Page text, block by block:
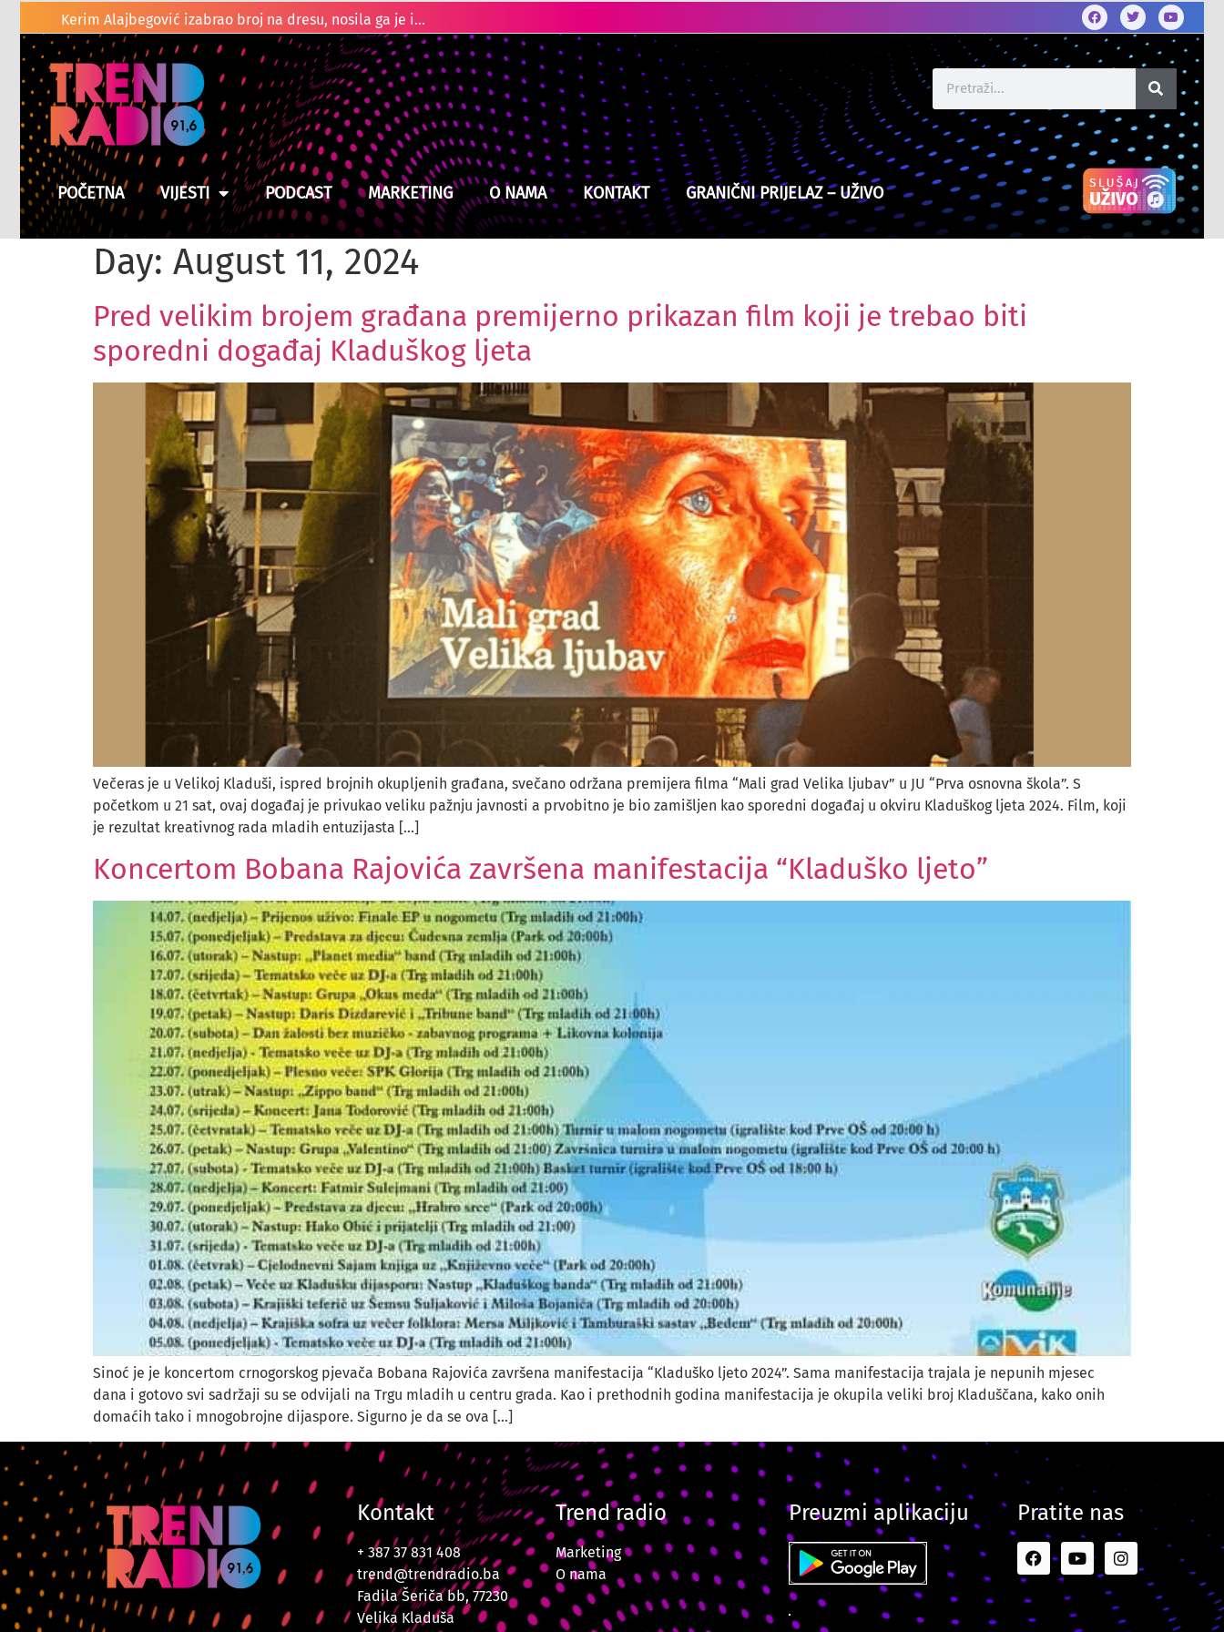
Kladuški vatro
Suša prži usjeve u BiH, moguće poskupljenje hrane Ubistvo u Cazinu: Policija brzo locirala i uhapsila osumnjičenog
POČETNA VIJESTI PODCAST MARKETING O NAMA KONTAKT GRANIČNI PRIJELAZ – UŽIVO
Day: August 11, 2024
Pred velikim brojem građana premijerno prikazan film koji je trebao biti
sporedni događaj Kladuškog ljeta
Večeras je u Velikoj Kladuši, ispred brojnih okupljenih građana, svečano održana premijera filma “Mali grad Velika ljubav” u JU “Prva osnovna škola”. S
početkom u 21 sat, ovaj događaj je privukao veliku pažnju javnosti a prvobitno je bio zamišljen kao sporedni događaj u okviru Kladuškog ljeta 2024. Film, koji
je rezultat kreativnog rada mladih entuzijasta […]
Koncertom Bobana Rajovića završena manifestacija “Kladuško ljeto”
Sinoć je je koncertom crnogorskog pjevača Bobana Rajovića završena manifestacija “Kladuško ljeto 2024”. Sama manifestacija trajala je nepunih mjesec
dana i gotovo svi sadržaji su se odvijali na Trgu mladih u centru grada. Kao i prethodnih godina manifestacija je okupila veliki broj Kladuščana, kako onih
domaćih tako i mnogobrojne dijaspore. Sigurno je da se ova […]
Kontakt
+ 387 37 831 408
trend@trendradio.ba
Fadila Šeriča bb, 77230
Velika Kladuša
Trend radio
Marketing
O nama
Preuzmi aplikaciju Pratite nas